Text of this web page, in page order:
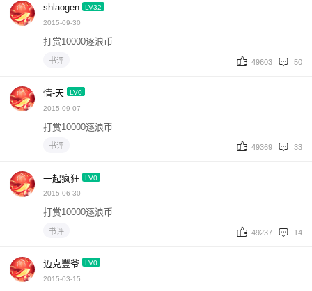
shlaogen LV32
2015-09-30
打赏10000逐浪币
49603 50
书评
情-天 LV0
2015-09-07
打赏10000逐浪币
49369 33
书评
一起疯狂 LV0
2015-06-30
打赏10000逐浪币
49237 14
书评
迈克豐爷 LV0
2015-03-15